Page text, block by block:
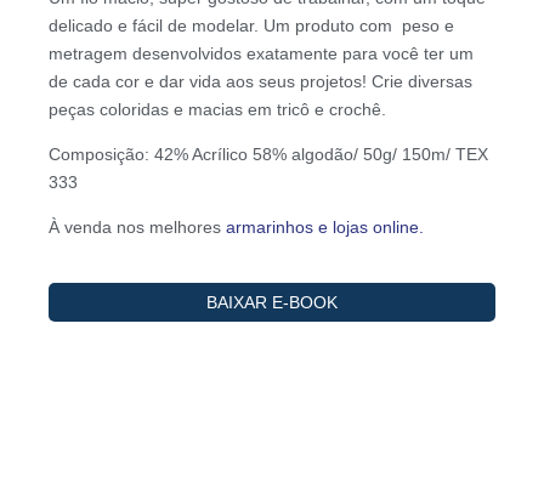
delicado e fácil de modelar. Um produto com peso e
metragem desenvolvidos exatamente para você ter um
de cada cor e dar vida aos seus projetos! Crie diversas
peças coloridas e macias em tricô e crochê.
Composição: 42% Acrílico 58% algodão/ 50g/ 150m/ TEX
333
À venda nos melhores armarinhos e lojas online.